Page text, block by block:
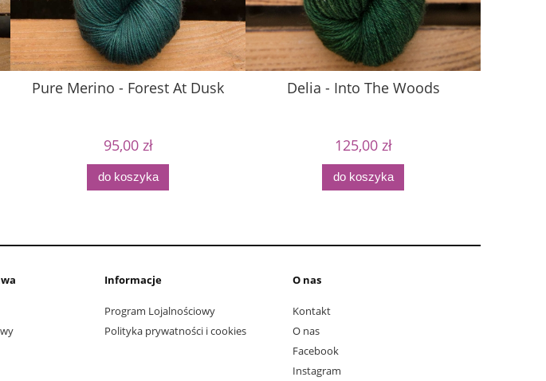
Pure Merino - Forest At Dusk
95,00 zł
do koszyka
Delia - Into The Woods
125,00 zł
do koszyka
Informacje
Program Lojalnościowy
Polityka prywatności i cookies
O nas
Kontakt
O nas
Facebook
Instagram